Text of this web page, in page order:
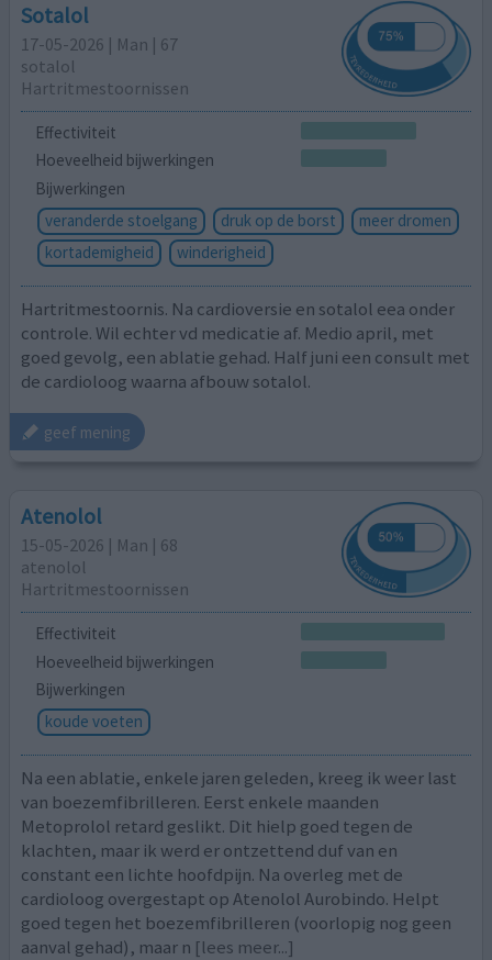
Sotalol
17-05-2026 | Man | 67
sotalol
Hartritmestoornissen
Effectiviteit
Hoeveelheid bijwerkingen
Bijwerkingen
veranderde stoelgang
druk op de borst
meer dromen
kortademigheid
winderigheid
Hartritmestoornis. Na cardioversie en sotalol eea onder
controle. Wil echter vd medicatie af. Medio april, met
goed gevolg, een ablatie gehad. Half juni een consult met
de cardioloog waarna afbouw sotalol.
geef mening
Atenolol
15-05-2026 | Man | 68
atenolol
Hartritmestoornissen
Effectiviteit
Hoeveelheid bijwerkingen
Bijwerkingen
koude voeten
Na een ablatie, enkele jaren geleden, kreeg ik weer last
van boezemfibrilleren. Eerst enkele maanden
Metoprolol retard geslikt. Dit hielp goed tegen de
klachten, maar ik werd er ontzettend duf van en
constant een lichte hoofdpijn. Na overleg met de
cardioloog overgestapt op Atenolol Aurobindo. Helpt
goed tegen het boezemfibrilleren (voorlopig nog geen
aanval gehad), maar n [lees meer...]